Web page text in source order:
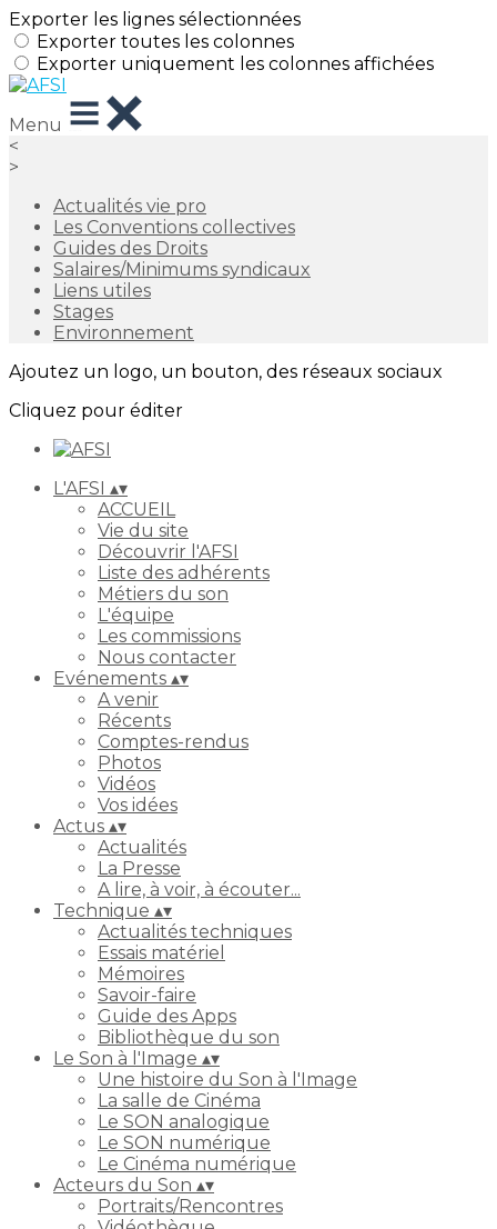
Exporter les lignes sélectionnées
Exporter toutes les colonnes
Exporter uniquement les colonnes affichées
Menu
<
>
Actualités vie pro
Les Conventions collectives
Guides des Droits
Salaires/Minimums syndicaux
Liens utiles
Stages
Environnement
Ajoutez un logo, un bouton, des réseaux sociaux
Cliquez pour éditer
L'AFSI ▴▾
ACCUEIL
Vie du site
Découvrir l'AFSI
Liste des adhérents
Métiers du son
L'équipe
Les commissions
Nous contacter
Evénements ▴▾
A venir
Récents
Comptes-rendus
Photos
Vidéos
Vos idées
Actus ▴▾
Actualités
La Presse
A lire, à voir, à écouter...
Technique ▴▾
Actualités techniques
Essais matériel
Mémoires
Savoir-faire
Guide des Apps
Bibliothèque du son
Le Son à l'Image ▴▾
Une histoire du Son à l'Image
La salle de Cinéma
Le SON analogique
Le SON numérique
Le Cinéma numérique
Acteurs du Son ▴▾
Portraits/Rencontres